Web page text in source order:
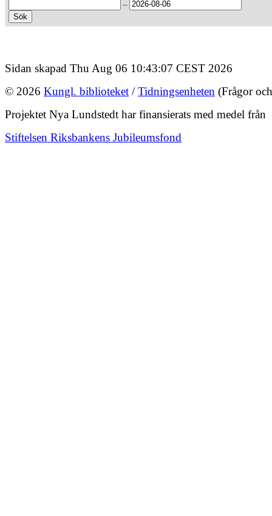
--
Sidan skapad Thu Aug 06 10:43:07 CEST 2026
© 2026 Kungl. biblioteket /Tidningsenheten (Frågor
Projektet Nya Lundstedt har finansierats med medel från
Stiftelsen Riksbankens Jubileumsfond